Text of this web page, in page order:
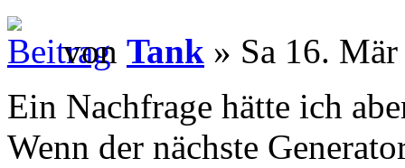
von Tank » Sa 16.
Ein Nachfrage hätte ich
Wenn der nächste